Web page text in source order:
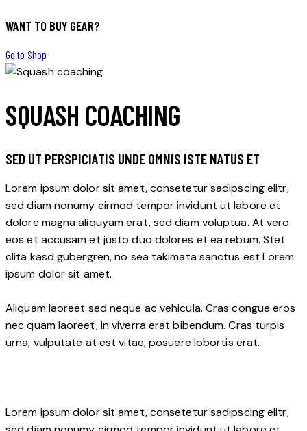
WANT TO BUY GEAR?
Go to Shop
SQUASH COACHING
SED UT PERSPICIATIS UNDE OMNIS ISTE NATUS ET
Lorem ipsum dolor sit amet, consetetur sadipscing elitr,
sed diam nonumy eirmod tempor invidunt ut labore et
dolore magna aliquyam erat, sed diam voluptua. At vero
eos et accusam et justo duo dolores et ea rebum. Stet
clita kasd gubergren, no sea takimata sanctus est Lorem
ipsum dolor sit amet.
Aliquam laoreet sed neque ac vehicula. Cras congue eros
nec quam laoreet, in viverra erat bibendum. Cras turpis
urna, vulputate at est vitae, posuere lobortis erat.
Lorem ipsum dolor sit amet, consetetur sadipscing elitr,